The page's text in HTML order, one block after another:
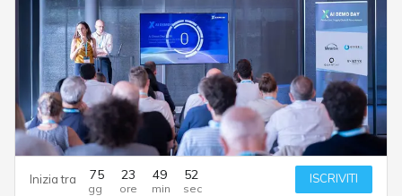
Inizia tra 75 23 49 51 ISCRIVITI